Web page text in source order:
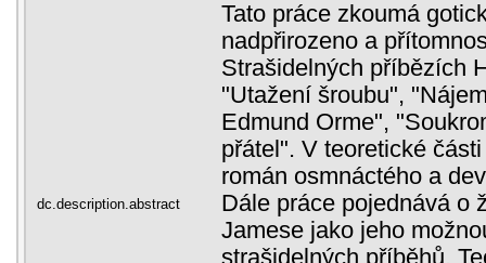
dc.description.abstract
Tato práce zkoumá
nadpřirozeno a
Strašidelných příbězích
"Utažení šroubu",
Edmund Orme",
přátel". V teoretické
román osmnáctého a
Dále práce pojednává o
Jamese jako jeho
strašidelných příběhů.